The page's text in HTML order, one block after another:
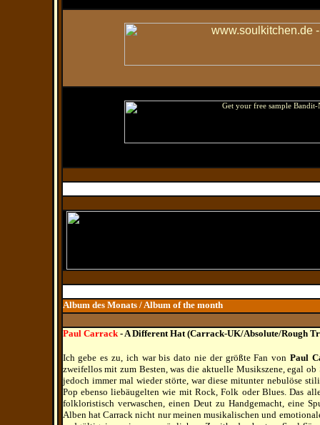
Album des Monats / Album of the month
Paul Carrack- A Different Hat (Carrack-UK/Absolute/Rough
Ich gebe es zu, ich war bis dato nie der größte Fan von Paul
zweifellos mit zum Besten, was die aktuelle Musikszene, egal
jedoch immer mal wieder störte, war diese mitunter nebulöse
Pop ebenso liebäugelten wie mit Rock, Folk oder Blues. Das
folkloristisch verwaschen, einen Deut zu Handgemacht, eine
Alben hat Carrack nicht nur meinen musikalischen und